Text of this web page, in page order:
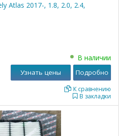
Atlas 2017-, 1.8, 2.0, 2.4,
В наличии
В закладки
К сравнению
Узнать цены Подробно